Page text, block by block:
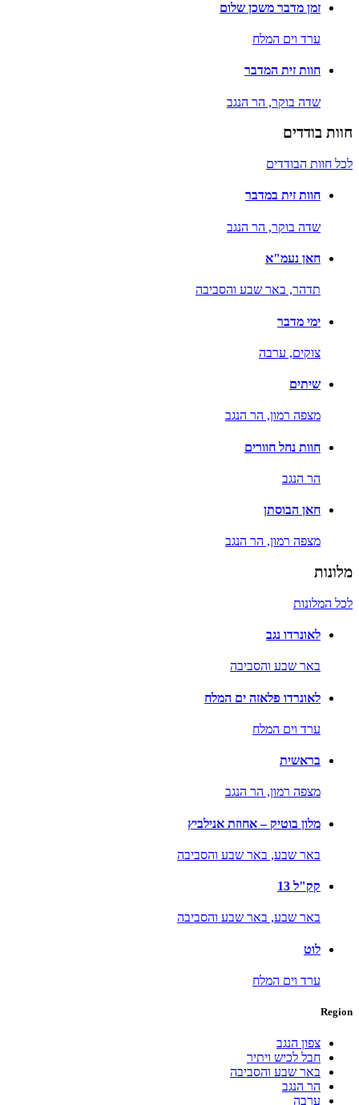
זמן מדבר משכן שלום
ערד וים המלח
חוות זית המדבר
שדה בוקר, הר הנגב
חוות בודדים
לכל חוות הבודדים
חוות זית במדבר
שדה בוקר, הר הנגב
חאן נעמ"א
תדהר, באר שבע והסביבה
ימי מדבר
צוקים, ערבה
שיתים
מצפה רמון, הר הנגב
חוות נחל חוורים
הר הנגב
חאן הבוסתן
מצפה רמון, הר הנגב
מלונות
לכל המלונות
לאונרדו נגב
באר שבע והסביבה
לאונרדו פלאזה ים המלח
ערד וים המלח
בראשית
מצפה רמון, הר הנגב
מלון בוטיק – אחוזת אנילביץ
באר שבע, באר שבע והסביבה
קק"ל 13
באר שבע, באר שבע והסביבה
לוט
ערד וים המלח
Region
צפון הנגב
חבל לכיש ויתיר
באר שבע והסביבה
הר הנגב
ערבה